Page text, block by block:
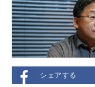
シェアする